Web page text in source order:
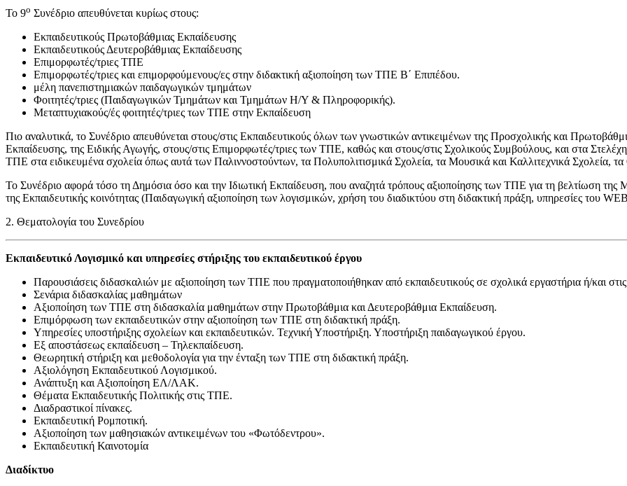
Το 9ο Συνέδριο απευθύνεται κυρίως στους:
Εκπαιδευτικούς Πρωτοβάθμιας Εκπαίδευσης
Εκπαιδευτικούς Δευτεροβάθμιας Εκπαίδευσης
Επιμορφωτές/τριες ΤΠΕ
Επιμορφωτές/τριες και επιμορφούμενους/ες στην διδακτική αξιοποίηση των ΤΠΕ Β΄ Επιπέδου.
μέλη πανεπιστημιακών παιδαγωγικών τμημάτων
Φοιτητές/τριες (Παιδαγωγικών Τμημάτων και Τμημάτων Η/Υ & Πληροφορικής).
Μεταπτυχιακούς/ές φοιτητές/τριες των ΤΠΕ στην Εκπαίδευση
Πιο αναλυτικά, το Συνέδριο απευθύνεται στους/στις Εκπαιδευτικούς όλων των γνωστικών αντικειμένων της Προσχολικής και
Εκπαίδευσης, της Ειδικής Αγωγής, στους/στις Επιμορφωτές/τριες των ΤΠΕ, καθώς και στους/στις Σχολικούς Συμβούλους, και στα
ΤΠΕ στα ειδικευμένα σχολεία όπως αυτά των Παλιννοστούντων, τα Πολυπολιτισμικά Σχολεία, τα Μουσικά και Καλλιτεχνικά Σχολεία,
Το Συνέδριο αφορά τόσο τη Δημόσια όσο και την Ιδιωτική Εκπαίδευση, που αναζητά τρόπους αξιοποίησης των ΤΠΕ για τη βελτίωση της
της Εκπαιδευτικής κοινότητας (Παιδαγωγική αξιοποίηση των λογισμικών, χρήση του διαδικτύου στη διδακτική πράξη, υπηρεσίες του
2. Θεματολογία του Συνεδρίου
Εκπαιδευτικό Λογισμικό και υπηρεσίες στήριξης του εκπαιδευτικού έργου
Παρουσιάσεις διδασκαλιών με αξιοποίηση των ΤΠΕ που πραγματοποιήθηκαν από εκπαιδευτικούς σε σχολικά εργαστήρια ή/και στις
Σενάρια διδασκαλίας μαθημάτων
Αξιοποίηση των ΤΠΕ στη διδασκαλία μαθημάτων στην Πρωτοβάθμια και Δευτεροβάθμια Εκπαίδευση.
Επιμόρφωση των εκπαιδευτικών στην αξιοποίηση των ΤΠΕ στη διδακτική πράξη.
Υπηρεσίες υποστήριξης σχολείων και εκπαιδευτικών. Τεχνική Υποστήριξη. Υποστήριξη παιδαγωγικού έργου.
Εξ αποστάσεως εκπαίδευση – Τηλεκπαίδευση.
Θεωρητική στήριξη και μεθοδολογία για την ένταξη των ΤΠΕ στη διδακτική πράξη.
Αξιολόγηση Εκπαιδευτικού Λογισμικού.
Ανάπτυξη και Αξιοποίηση ΕΛ/ΛΑΚ.
Θέματα Εκπαιδευτικής Πολιτικής στις ΤΠΕ.
Διαδραστικοί πίνακες.
Εκπαιδευτική Ρομποτική.
Αξιοποίηση των μαθησιακών αντικειμένων του «Φωτόδεντρου».
Εκπαιδευτική Καινοτομία
Διαδίκτυο